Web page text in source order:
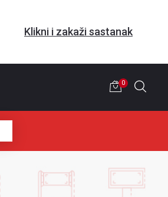
Klikni i zakaži sastanak
0